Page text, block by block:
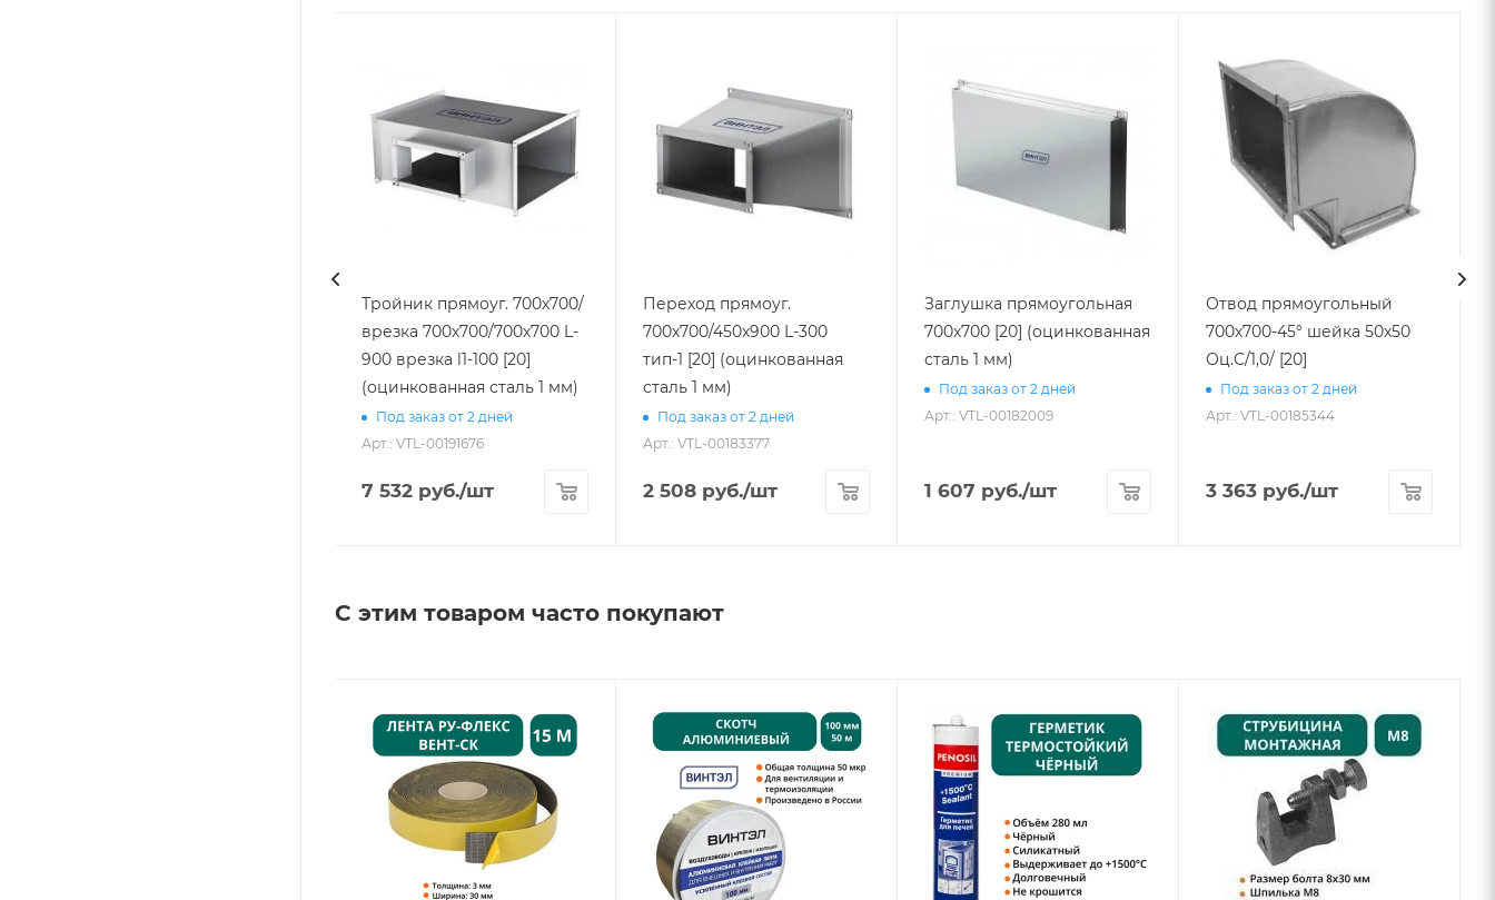
Тройник прямоуг. 700х700/
врезка 700х700/700х700 L-
900 врезка l1-100 [20]
(оцинкованная сталь 1 мм)
Под заказ от 2 дней
Арт.: VTL-00191676
7 532 руб./шт
Переход прямоуг.
700х700/450х900 L-300
тип-1 [20] (оцинкованная
сталь 1 мм)
Под заказ от 2 дней
Арт.: VTL-00183377
2 508 руб./шт
Заглушка прямоугольная
700х700 [20] (оцинкованная
сталь 1 мм)
Под заказ от 2 дней
Арт.: VTL-00182009
1 607 руб./шт
Отвод прямоугольный
700х700-45° шейка 50х50
Оц.С/1,0/ [20]
Под заказ от 2 дней
Арт.: VTL-00185344
3 363 руб./шт
С этим товаром часто покупают